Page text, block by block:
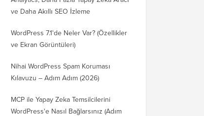
ve Daha Akıllı SEO İzleme
WordPress 7.1'de Neler Var? (Özellikler
ve Ekran Görüntüleri)
Nihai WordPress Spam Koruması
Kılavuzu – Adım Adım (2026)
MCP ile Yapay Zeka Temsilcilerini
WordPress'e Nasıl Bağlarsınız (Adım